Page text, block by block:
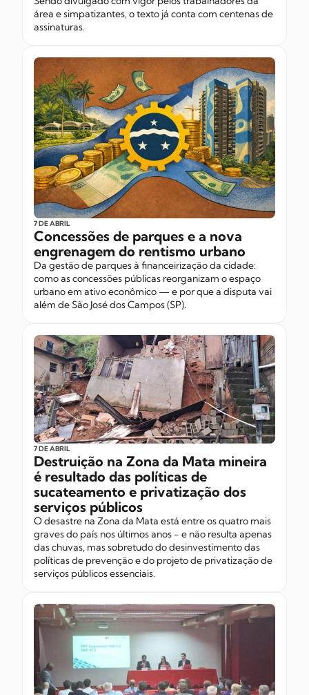
área e simpatizantes, o texto já conta com centenas de
assinaturas.
7 DE ABRIL
Concessões de parques e a nova
engrenagem do rentismo urbano
Da gestão de parques à financeirização da cidade:
como as concessões públicas reorganizam o espaço
urbano em ativo econômico — e por que a disputa vai
além de São José dos Campos (SP).
7 DE ABRIL
Destruição na Zona da Mata mineira
é resultado das políticas de
sucateamento e privatização dos
serviços públicos
O desastre na Zona da Mata está entre os quatro mais
graves do país nos últimos anos - e não resulta apenas
das chuvas, mas sobretudo do desinvestimento das
políticas de prevenção e do projeto de privatização de
serviços públicos essenciais.